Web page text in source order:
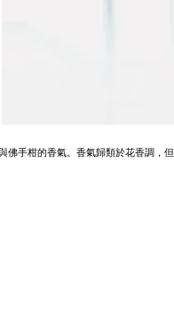
佛手柑的香氣。香氣歸類於花香調